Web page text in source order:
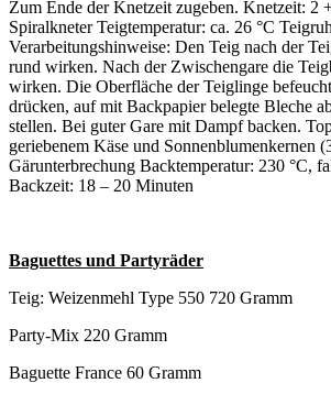
Zum Ende der Knetzeit zugeben. Knetzeit: 2
Spiralkneter Teigtemperatur: ca. 26 °C
Verarbeitungshinweise: Den Teig nach der
rund wirken. Nach der Zwischengare die
wirken. Die Oberfläche der Teiglinge
drücken, auf mit Backpapier belegte Bleche
stellen. Bei guter Gare mit Dampf backen.
geriebenem Käse und Sonnenblumenkernen
Gärunterbrechung Backtemperatur: 230 °C,
Backzeit: 18 – 20 Minuten
Baguettes und Partyräder
Teig: Weizenmehl Type 550 720 Gramm
Party-Mix 220 Gramm
Baguette France 60 Gramm